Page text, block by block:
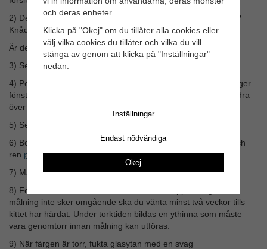
2) Det är enklast att kitta i rumstemperatur. Är det för klibbigt?
Knåda på en pappskiva eller tillsätt extra krita.
Är det för hårt? Värm det eller tillsätt extralinolja
3) Se till att glaskanterna är rena från färg, smuts och kitt.
4) Pensla schellack i kittfalsen innan glaset läggs i. Det förlänger
fönsterkittets livslängd eftersom det hindrar oljan från att vandra
över i trät.
5) Se till att glasen är omsorgsfullt stiftade och klossade.
6) Borsta glaset rent från oljerester. Använd pimpstensmjöl och
ren pensel.
7) Måla samtliga strykningar ut på glaset ( ca 2 cm).
8) Fönsterkittet kan målas över direkt efter applicering. Om
målning inte sker omgående ska du vänta minst två veckor tills
kittet har härdat. Under torktiden bildas en ythinna som måste
vara genomtorr innan målning kan utföras.
9) När färgen är torr, fukta glasytan med en svag
och deras enheter.
Klicka på "Okej" om du tillåter alla cookies eller
välj vilka cookies du tillåter och vilka du vill
stänga av genom att klicka på "Inställningar"
nedan.
Inställningar
Endast nödvändiga
Okej